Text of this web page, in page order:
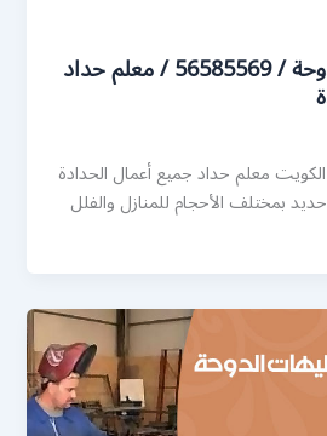
رقم حداد أبواب الدوحة / 56585569 / معلم حداد
معلم حداد جميع أعمال الحدادة
بمختلف الأحجام للمنازل والفلل